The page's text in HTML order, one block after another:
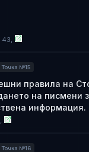
43,
Точка №15
правила на
на писмени
информация.
Точка №16